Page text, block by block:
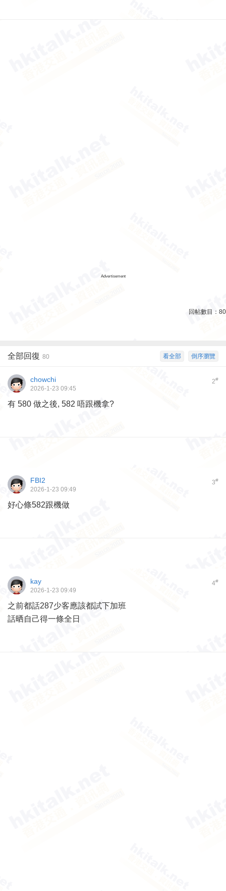
Advertisement
回帖數目： 80
倒序瀏覽
看全部
全部回復 80
2#
chowchi
2026-1-23 09:45
有 580 做之後, 582 唔跟機拿?
3#
FBI2
2026-1-23 09:49
好心條582跟機做
4#
kay
2026-1-23 09:49
之前都話287少客應該都試下加班
話晒自己得一條全日